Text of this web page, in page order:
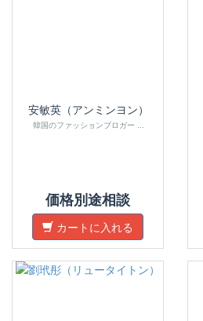
安敏英（アンミンヨン）
韓国のファッションブロガー ...
価格別途相談
カートに入れる